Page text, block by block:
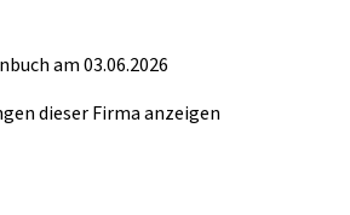
am 03.06.2026
dieser Firma anzeigen